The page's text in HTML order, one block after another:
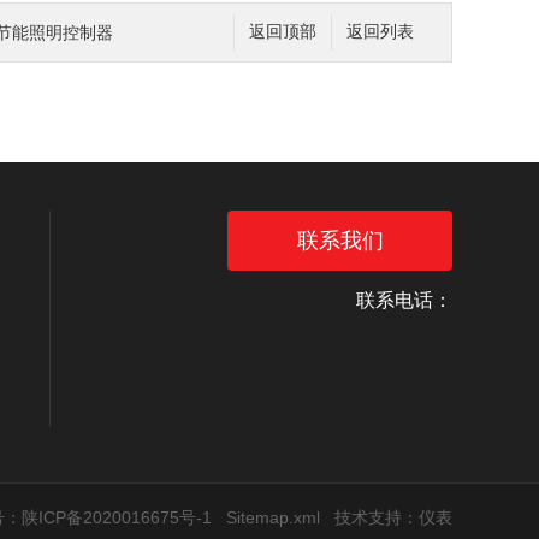
返回列表
返回顶部
能照明控制器
联系我们
联系电话：
：陕ICP备2020016675号-1 Sitemap.xml 技术支持： 仪表